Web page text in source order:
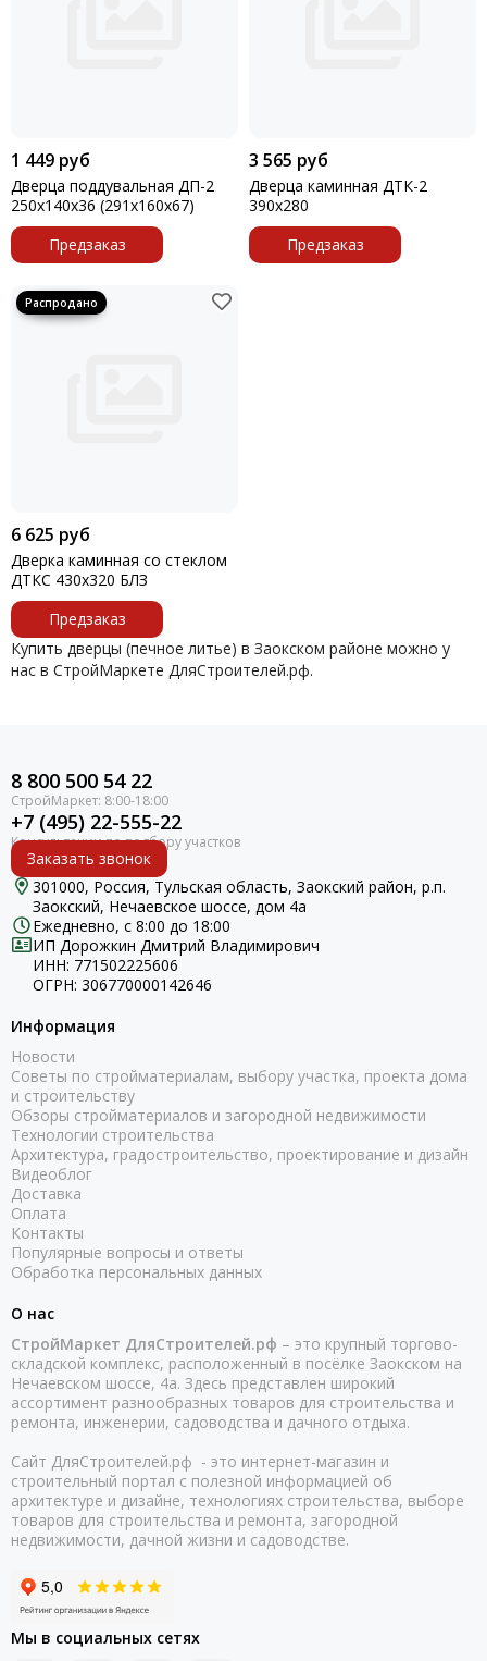
1 449 руб
Дверца поддувальная ДП-2
250х140х36 (291х160х67)
Предзаказ
3 565 руб
Дверца каминная ДТК-2
390х280
Предзаказ
6 625 руб
Дверка каминная со стеклом
ДТКС 430х320 БЛЗ
Предзаказ
Купить дверцы (печное литье) в Заокском районе можно у
нас в СтройМаркете ДляСтроителей.рф.
8 800 500 54 22
+7 (495) 22-555-22
Заказать звонок
301000, Россия, Тульская область, Заокский район, р.п.
Заокский, Нечаевское шоссе, дом 4а
Ежедневно, с 8:00 до 18:00
ИП Дорожкин Дмитрий Владимирович
ИНН: 771502225606
ОГРН: 306770000142646
Информация
Новости
Советы по стройматериалам, выбору участка, проекта дома
и строительству
Обзоры стройматериалов и загородной недвижимости
Технологии строительства
Архитектура, градостроительство, проектирование и дизайн
Видеоблог
Доставка
Оплата
Контакты
Популярные вопросы и ответы
Обработка персональных данных
О нас
СтройМаркет ДляСтроителей.рф – это крупный торгово-
складской комплекс, расположенный в посёлке Заокском на
Нечаевском шоссе, 4а. Здесь представлен широкий
ассортимент разнообразных товаров для строительства и
ремонта, инженерии, садоводства и дачного отдыха.
Сайт ДляСтроителей.рф - это интернет-магазин и
строительный портал с полезной информацией об
архитектуре и дизайне, технологиях строительства, выборе
товаров для строительства и ремонта, загородной
недвижимости, дачной жизни и садоводстве.
Мы в социальных сетях